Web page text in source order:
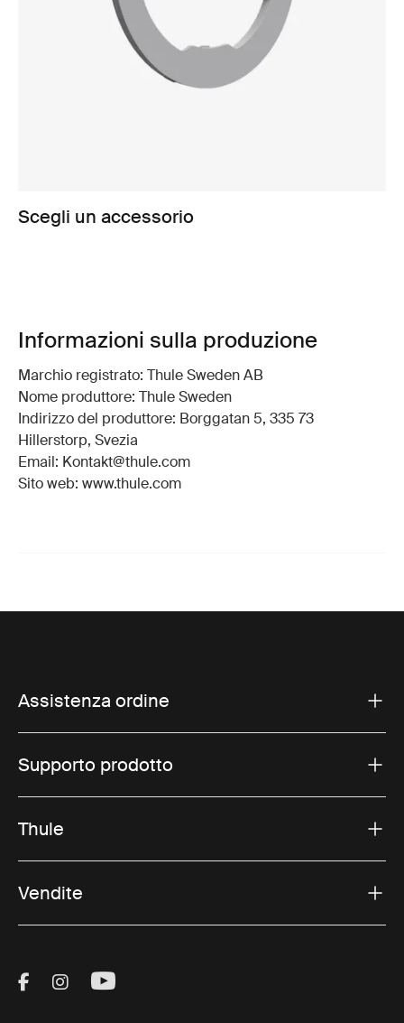
Scegli un accessorio
Informazioni sulla produzione
Marchio registrato: Thule Sweden AB
Nome produttore: Thule Sweden
Indirizzo del produttore: Borggatan 5, 335 73
Hillerstorp, Svezia
Email: Kontakt@thule.com
Sito web: www.thule.com
Assistenza ordine
Supporto prodotto
Thule
Vendite
Visit Thule on Facebook (external link)
Visit Thule on Instagram (external link)
Visit Thule on Youtube (external